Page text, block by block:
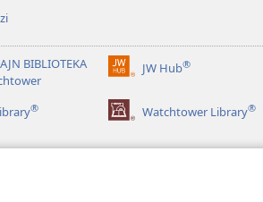
BIBLIOTEKA
JW Hub®
(otvara
prozor)
® Watchtower Library®